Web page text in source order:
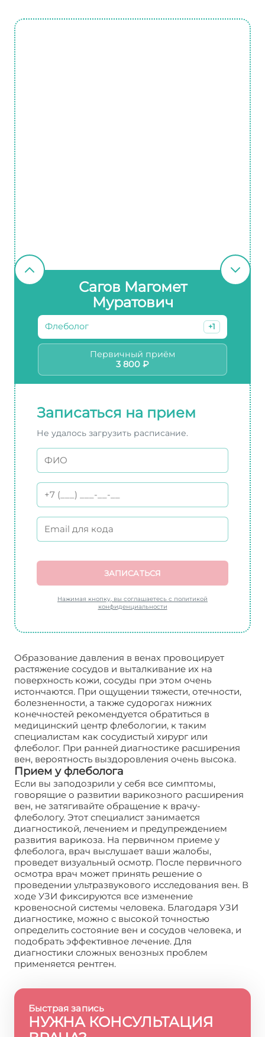
Сагов Магомет
Муратович
Флеболог +1
Первичный приём
3 800 ₽
Записаться на прием
Не удалось загрузить расписание.
ЗАПИСАТЬСЯ
Нажимая кнопку, вы соглашаетесь с политикой
конфиденциальности
Образование давления в венах провоцирует
растяжение сосудов и выталкивание их на
поверхность кожи, сосуды при этом очень
истончаются. При ощущении тяжести, отечности,
болезненности, а также судорогах нижних
конечностей рекомендуется обратиться в
медицинский центр флебологии, к таким
специалистам как сосудистый хирург или
флеболог. При ранней диагностике расширения
вен, вероятность выздоровления очень высока.
Прием у флеболога
Если вы заподозрили у себя все симптомы,
говорящие о развитии варикозного расширения
вен, не затягивайте обращение к врачу-
флебологу. Этот специалист занимается
диагностикой, лечением и предупреждением
развития варикоза. На первичном приеме у
флеболога, врач выслушает ваши жалобы,
проведет визуальный осмотр. После первичного
осмотра врач может принять решение о
проведении ультразвукового исследования вен. В
ходе УЗИ фиксируются все изменение
кровеносной системы человека. Благодаря УЗИ
диагностике, можно с высокой точностью
определить состояние вен и сосудов человека, и
подобрать эффективное лечение. Для
диагностики сложных венозных проблем
применяется рентген.
Быстрая запись
НУЖНА КОНСУЛЬТАЦИЯ